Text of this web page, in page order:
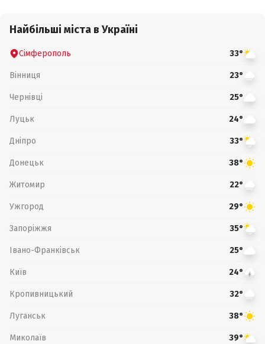
Найбільші міста в Україні
Сімферополь 33°
Вінниця 23°
Чернівці 25°
Луцьк 24°
Дніпро 33°
Донецьк 38°
Житомир 22°
Ужгород 29°
Запоріжжя 35°
Івано-Франківськ 25°
Київ 24°
Кропивницький 32°
Луганськ 38°
Миколаїв 39°